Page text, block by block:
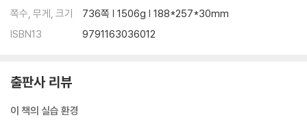
__07-2 상대 위치로 배치 ― RelativeLayout
__07-4 표 형태로 배치 ― GridLayout
__07-5 계층 구조로 배치 ― ConstraintLayout
__07-6 전화 앱의 키패드 화면 만들기 [Do it! 실습]
쪽수, 무게, 크기
736쪽 | 1506g | 188*257*30mm
ISBN13
9791163036012
출판사 리뷰
이 책의 실습 환경